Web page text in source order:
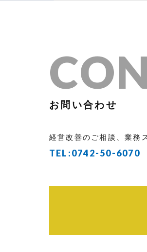
お問い合わせ
経営改善のご相談、業務
TEL:0742-50-6070